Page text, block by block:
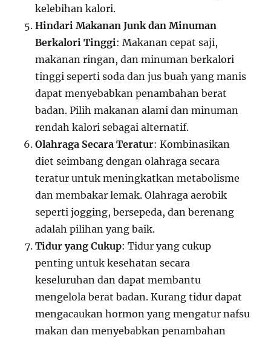
kelebihan kalori.
Hindari Makanan Junk dan Minuman
Berkalori Tinggi: Makanan cepat saji,
makanan ringan, dan minuman berkalori
tinggi seperti soda dan jus buah yang manis
dapat menyebabkan penambahan berat
badan. Pilih makanan alami dan minuman
rendah kalori sebagai alternatif.
Olahraga Secara Teratur: Kombinasikan
diet seimbang dengan olahraga secara
teratur untuk meningkatkan metabolisme
dan membakar lemak. Olahraga aerobik
seperti jogging, bersepeda, dan berenang
adalah pilihan yang baik.
Tidur yang Cukup: Tidur yang cukup
penting untuk kesehatan secara
keseluruhan dan dapat membantu
mengelola berat badan. Kurang tidur dapat
mengacaukan hormon yang mengatur nafsu
makan dan menyebabkan penambahan